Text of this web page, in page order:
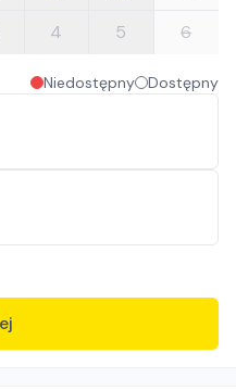
4 5 6
Niedostępny Dostępny